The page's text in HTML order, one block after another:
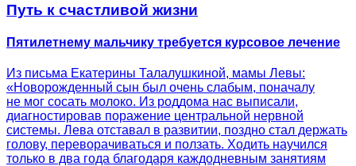
Путь к счастливой жизни
Пятилетнему мальчику требуется курсовое лечение
Из письма Екатерины Талалушкиной, мамы Левы:
«Новорожденный сын был очень слабым, поначалу
не мог сосать молоко. Из роддома нас выписали,
диагностировав поражение центральной нервной
системы. Лева отставал в развитии, поздно стал держать
голову, переворачиваться и ползать. Ходить научился
только в два года благодаря каждодневным занятиям